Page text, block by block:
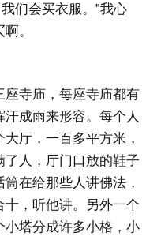
们会买衣服。”我心
。
座寺庙，每座寺庙都有
成雨来形容。每个人
厅，一百多平方米，
了人，厅门口放的鞋子
在给那些人讲佛法，
十，听他讲。另外一个
小塔分成许多小格，小